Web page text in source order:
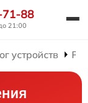
71-88
21:00
устройств